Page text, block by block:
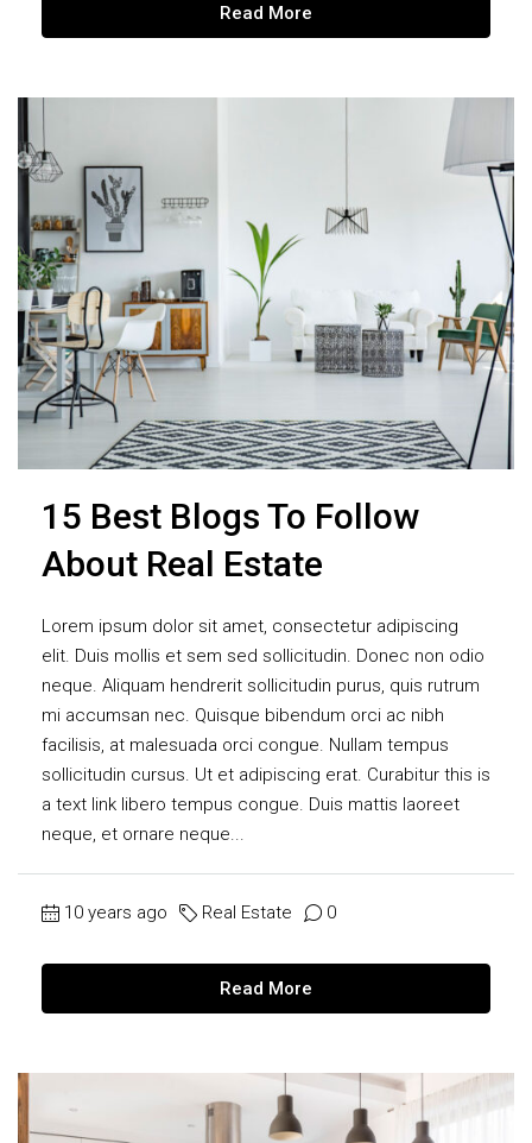
Read More
15 Best Blogs To Follow
About Real Estate
Lorem ipsum dolor sit amet, consectetur adipiscing
elit. Duis mollis et sem sed sollicitudin. Donec non odio
neque. Aliquam hendrerit sollicitudin purus, quis rutrum
mi accumsan nec. Quisque bibendum orci ac nibh
facilisis, at malesuada orci congue. Nullam tempus
sollicitudin cursus. Ut et adipiscing erat. Curabitur this is
a text link libero tempus congue. Duis mattis laoreet
neque, et ornare neque...
10 years ago Real Estate 0
Read More